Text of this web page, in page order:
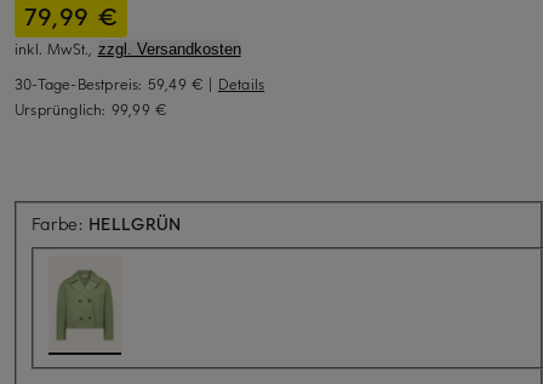
79,99 €
inkl. MwSt., zzgl. Versandkosten
30-Tage-Bestpreis: 59,49 € | Details
Ursprünglich: 99,99 €
Farbe: HELLGRÜN